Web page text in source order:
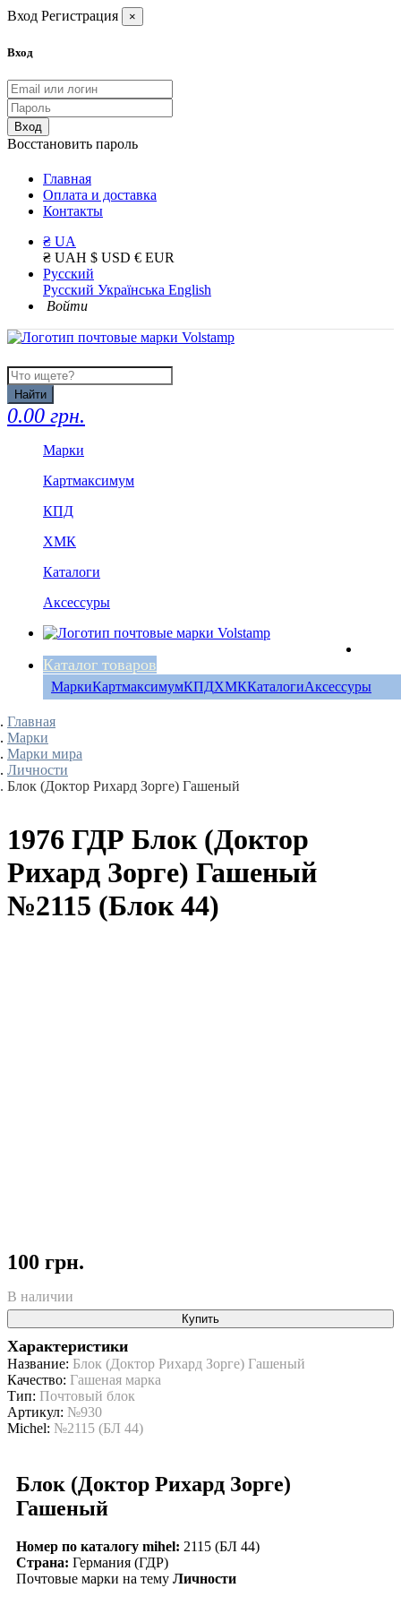
Вход Регистрация ×
Вход
Вход
Восстановить пароль
Главная
Оплата и доставка
Контакты
₴ UA
₴ UAH $ USD € EUR
Русский
Русский Українська English
Войти
Найти
0.00 грн.
Марки
Картмаксимум
КПД
ХМК
Каталоги
Аксессуры
Каталог товаров
МаркиКартмаксимумКПДХМККаталогиАксессуры
Главная
Марки
Марки мира
Личности
Блок (Доктор Рихард Зорге) Гашеный
1976 ГДР Блок (Доктор
Рихард Зорге) Гашеный
№2115 (Блок 44)
100 грн.
В наличии
Купить
Характеристики
Название: Блок (Доктор Рихард Зорге) Гашеный
Качество: Гашеная марка
Тип: Почтовый блок
Артикул: №930
Michel: №2115 (БЛ 44)
Блок (Доктор Рихард Зорге)
Гашеный
Номер по каталогу mihel: 2115 (БЛ 44)
Страна: Германия (ГДР)
Почтовые марки на тему Личности